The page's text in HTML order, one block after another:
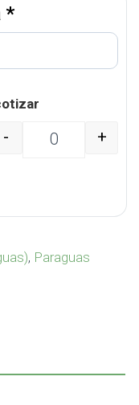
*
Lloyd 21"
- +
, Paraguas